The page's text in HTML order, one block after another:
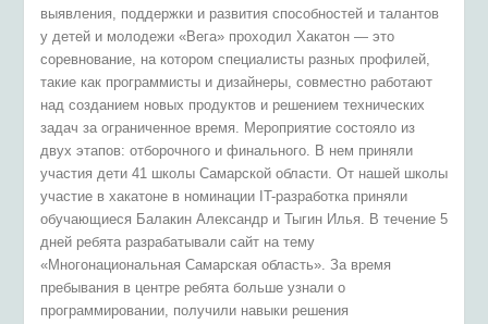
выявления, поддержки и развития способностей и талантов
у детей и молодежи «Вега» проходил Хакатон — это
соревнование, на котором специалисты разных профилей,
такие как программисты и дизайнеры, совместно работают
над созданием новых продуктов и решением технических
задач за ограниченное время. Мероприятие состояло из
двух этапов: отборочного и финального. В нем приняли
участия дети 41 школы Самарской области. От нашей школы
участие в хакатоне в номинации IT-разработка приняли
обучающиеся Балакин Александр и Тыгин Илья. В течение 5
дней ребята разрабатывали сайт на тему
«Многонациональная Самарская область». За время
пребывания в центре ребята больше узнали о
программировании, получили навыки решения